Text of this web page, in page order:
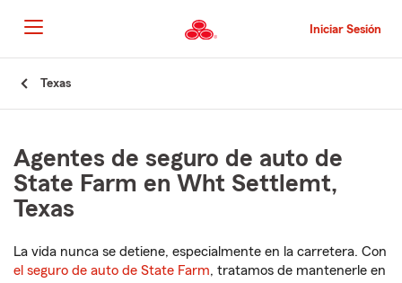
al
contenido
principal
Iniciar Sesión
Texas
Agentes de seguro de auto de
State Farm en Wht Settlemt,
Texas
La vida nunca se detiene, especialmente en la carretera. Con
el seguro de auto de State Farm, tratamos de mantenerle en